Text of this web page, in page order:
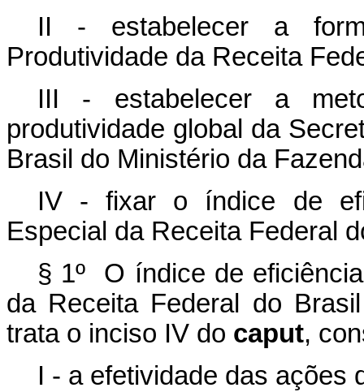
II - estabelecer a
Produtividade da Receita
III - estabelecer a
produtividade global da
Brasil do Ministério da
IV - fixar o índice de
Especial da Receita Federal
§ 1º O índice de
da Receita Federal do
trata o inciso IV do caput,
I - a efetividade das ações